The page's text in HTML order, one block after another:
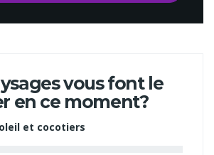
vous font le
en ce moment?
et cocotiers